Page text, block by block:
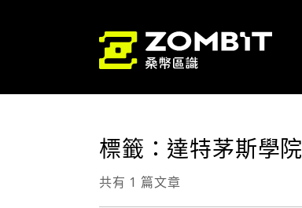
標籤：達特茅斯學院
共有 1 篇文章